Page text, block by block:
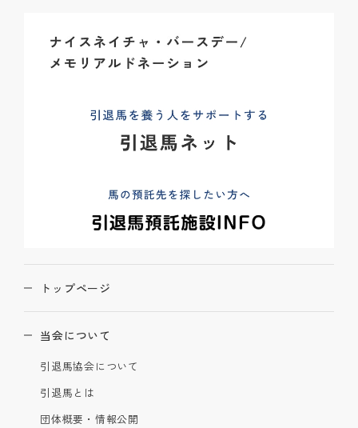
トップページ
当会について
引退馬協会について
引退馬とは
団体概要・情報公開